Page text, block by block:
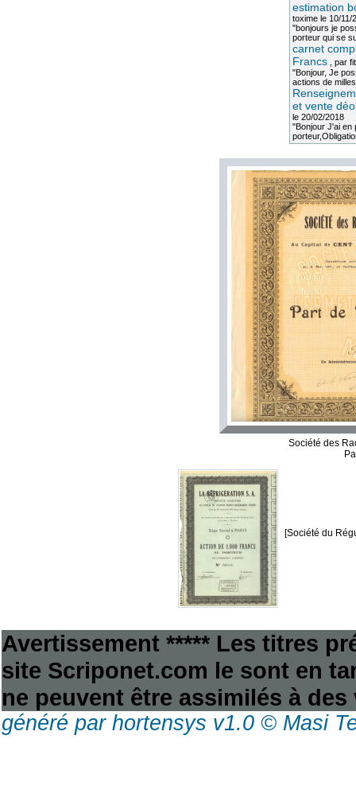
estimation
toximele 10/11/
"bonjours je
porteur qui se
carnet
Francs, par
"Bonjour, Je
actions de
et vente
le 20/02/2018
"Bonjour J'ai en
Société des
[Société du
Avertissement ***** Les titres
site Scriponet.com le sont en
ne peuvent être assimilés à
généré par hortensys v1.0 © Masi